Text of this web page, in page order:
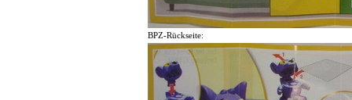
BPZ-Rückseite: